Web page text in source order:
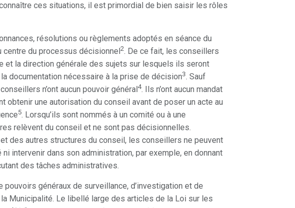
ces situations, il est primordial de bien saisir les rôles
résolutions ou règlements adoptés en séance du
du processus décisionnel 2. De ce fait, les conseillers
et la direction générale des sujets sur lesquels ils seront
documentation nécessaire à la prise de décision3. Sauf
n’ont aucun pouvoir général 4. Ils n’ont aucun mandat
une autorisation du conseil avant de poser un acte au
5. Lorsqu’ils sont nommés à un comité ou à une
relèvent du conseil et ne sont pas décisionnelles.
des autres structures du conseil, les conseillers ne peuvent
intervenir dans son administration, par exemple, en donnant
des tâches administratives.
généraux de surveillance, d’investigation et de
Municipalité. Le libellé large des articles de la Loi sur les